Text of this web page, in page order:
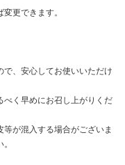
更できます。
で、安心してお使いいただけ
べく早めにお召し上がりくだ
が混入する場合がございま